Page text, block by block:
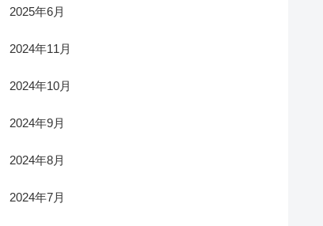
2025年6月
2024年11月
2024年10月
2024年9月
2024年8月
2024年7月